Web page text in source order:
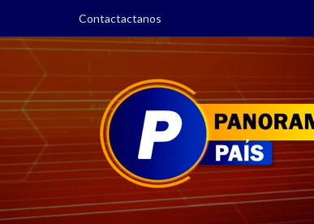
contenido
Contactactanos